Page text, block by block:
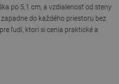
po 5,1 cm, a vzdialenosť od steny
do každého priestoru bez
ľudí, ktorí si cenia praktické a